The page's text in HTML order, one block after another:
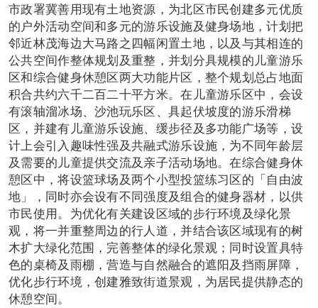
市政署冀善用现有土地资源，为北区市民创建多元优质
的户外活动空间和多元的游乐设施及健身场地，计划把
邻近林茂海边大马路之四幅闲置土地，以及与其相连的
公共空间作整体规划及重整，并划分具规模的儿童游乐
区和综合健身休憩区两大功能片区，整个规划总占地面
积合共约六千二百二十平方米。在儿童游乐区中，会设
有滚轴溜冰场、沙池玩乐区、具起伏坡度的游乐滑梯
区，并建有儿童游乐设施、缓步径及多功能广场等，设
计上会引入趣味性强及共融式游乐设施，为不同年龄层
及需要的儿童提供交流及亲子活动场地。在综合健身休
憩区中，将设篮球场及两个小型投篮练习区的「自由波
地」，同时亦会设有不同强度及组合的健身器材，以供
市民使用。为优化有关建设区域的步行环境及绿化景
观，将一并重整周边的行人道，并结合该区域现有的树
木扩大绿化范围，完善整体的绿化景观；同时设置具特
色的桌椅及雨棚，营造与自然融合的遮阳及挡雨屏障，
优化步行环境，创建雅致街道景观，为居民提供静态的
休憩空间。